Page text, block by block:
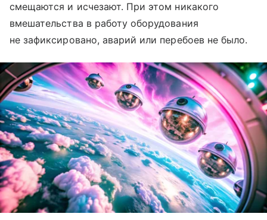
смещаются и исчезают. При этом никакого
вмешательства в работу оборудования
не зафиксировано, аварий или перебоев не было.